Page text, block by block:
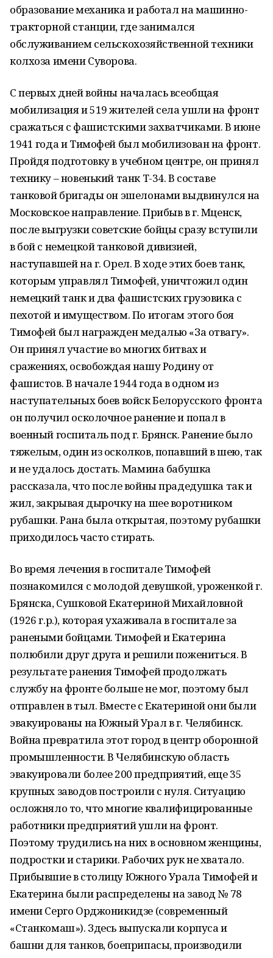
образование механика и работал на машинно-
тракторной станции, где занимался
обслуживанием сельскохозяйственной техники
колхоза имени Суворова.
С первых дней войны началась всеобщая
мобилизация и 519 жителей села ушли на фронт
сражаться с фашистскими захватчиками. В июне
1941 года и Тимофей был мобилизован на фронт.
Пройдя подготовку в учебном центре, он принял
технику – новенький танк Т-34. В составе
танковой бригады он эшелонами выдвинулся на
Московское направление. Прибыв в г. Мценск,
после выгрузки советские бойцы сразу вступили
в бой с немецкой танковой дивизией,
наступавшей на г. Орел. В ходе этих боев танк,
которым управлял Тимофей, уничтожил один
немецкий танк и два фашистских грузовика с
пехотой и имуществом. По итогам этого боя
Тимофей был награжден медалью «За отвагу».
Он принял участие во многих битвах и
сражениях, освобождая нашу Родину от
фашистов. В начале 1944 года в одном из
наступательных боев войск Белорусского фронта
он получил осколочное ранение и попал в
военный госпиталь под г. Брянск. Ранение было
тяжелым, один из осколков, попавший в шею, так
и не удалось достать. Мамина бабушка
рассказала, что после войны прадедушка так и
жил, закрывая дырочку на шее воротником
рубашки. Рана была открытая, поэтому рубашки
приходилось часто стирать.
Во время лечения в госпитале Тимофей
познакомился с молодой девушкой, уроженкой г.
Брянска, Сушковой Екатериной Михайловной
(1926 г.р.), которая ухаживала в госпитале за
ранеными бойцами. Тимофей и Екатерина
полюбили друг друга и решили пожениться. В
результате ранения Тимофей продолжать
службу на фронте больше не мог, поэтому был
отправлен в тыл. Вместе с Екатериной они были
эвакуированы на Южный Урал в г. Челябинск.
Война превратила этот город в центр оборонной
промышленности. В Челябинскую область
эвакуировали более 200 предприятий, еще 35
крупных заводов построили с нуля. Ситуацию
осложняло то, что многие квалифицированные
работники предприятий ушли на фронт.
Поэтому трудились на них в основном женщины,
подростки и старики. Рабочих рук не хватало.
Прибывшие в столицу Южного Урала Тимофей и
Екатерина были распределены на завод № 78
имени Серго Орджоникидзе (современный
«Станкомаш»). Здесь выпускали корпуса и
башни для танков, боеприпасы, производили